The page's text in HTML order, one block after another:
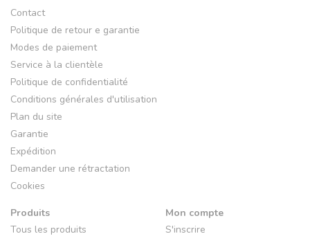
Contact
Politique de retour e garantie
Modes de paiement
Service à la clientèle
Politique de confidentialité
Conditions générales d'utilisation
Plan du site
Garantie
Expédition
Demander une rétractation
Cookies
Produits
Tous les produits
Mon compte
S'inscrire